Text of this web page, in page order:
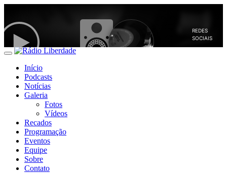
Início
Podcasts
Notícias
Galeria
Fotos
Vídeos
Recados
Programação
Eventos
Equipe
Sobre
Contato